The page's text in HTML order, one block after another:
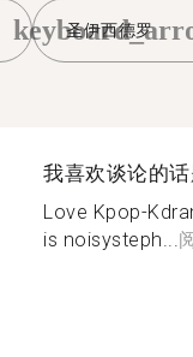
圣伊西德罗
我喜欢谈论的
Love Kpop-
is noisysteph...